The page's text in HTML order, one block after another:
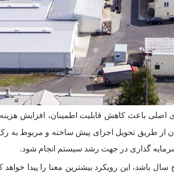
باعث کاهش قابلیت اطمینان، افزایش هزینه
از طریق تحویل اجزای پیش ساخته و مربوط به
گذاری در جهت رشد سیستم انجام شود.
سال باشد، این رویکرد بیشترین معنا را پیدا